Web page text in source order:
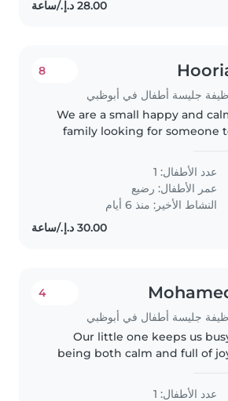
جليسة أطفال في أبوظبي
8
We are a small happy and
family looking for someone
عدد الأطفال: 1
عمر الأطفال: رضيع
النشاط الأخير: منذ 6 أيام
جليسة أطفال في أبوظبي
4
Our little one keeps us
being both calm and full of
experienced Babysitter to
عدد الأطفال: 1